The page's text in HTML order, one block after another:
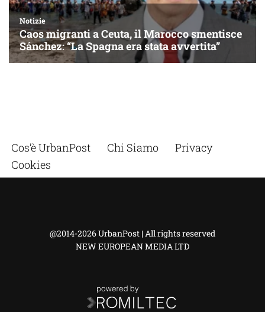
Cos’è UrbanPost Chi Siamo
Privacy
Cookies
@2014-2026 UrbanPost | All rights reserved
NEW EUROPEAN MEDIA LTD